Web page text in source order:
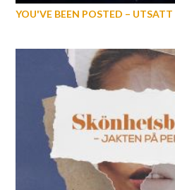
YOU'VE BEEN POSTED –